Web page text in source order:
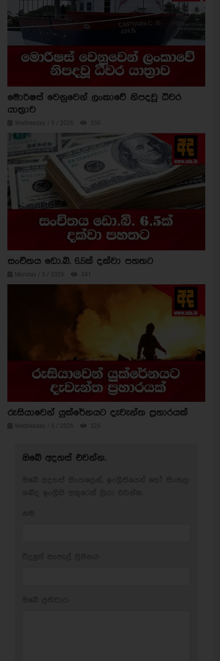
මොරිෂස් වෙනුවෙන් ලංකාවේ නිපදවූ ධීවර
යාත්‍රාව
Wednesday / 5 / 2026 350
සංචිතය ඩො.බි. 6.5ක් දක්වා පහතට
Monday / 3 / 2026 341
රුසියාවෙන් යුක්රේනයට දැවැන්ත ප්‍රහාරයක්
Wednesday / 5 / 2026 325
ඔබේ අදහස් එවන්න.